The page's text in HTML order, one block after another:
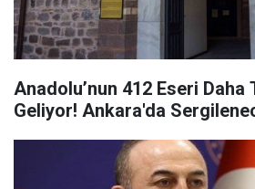
Anadolu’nun 412 Eseri Daha
Geliyor! Ankara'da